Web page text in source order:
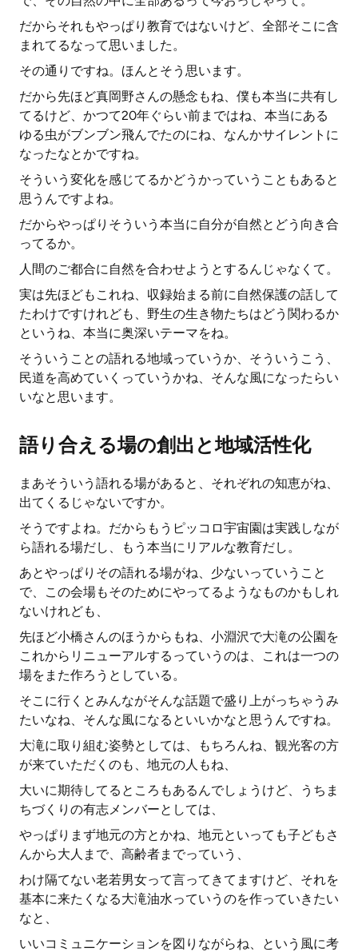
だからそれもやっぱり教育ではないけど、全部そこに含
まれてるなって思いました。
その通りですね。ほんとそう思います。
だから先ほど真岡野さんの懸念もね、僕も本当に共有し
てるけど、かつて20年ぐらい前まではね、本当にある
ゆる虫がブンブン飛んでたのにね、なんかサイレントに
なったなとかですね。
そういう変化を感じてるかどうかっていうこともあると
思うんですよね。
だからやっぱりそういう本当に自分が自然とどう向き合
ってるか。
人間のご都合に自然を合わせようとするんじゃなくて。
実は先ほどもこれね、収録始まる前に自然保護の話して
たわけですけれども、野生の生き物たちはどう関わるか
というね、本当に奥深いテーマをね。
そういうことの語れる地域っていうか、そういうこう、
民道を高めていくっていうかね、そんな風になったらい
いなと思います。
語り合える場の創出と地域活性化
まあそういう語れる場があると、それぞれの知恵がね、
出てくるじゃないですか。
そうですよね。だからもうピッコロ宇宙園は実践しなが
ら語れる場だし、もう本当にリアルな教育だし。
あとやっぱりその語れる場がね、少ないっていうこと
で、この会場もそのためにやってるようなものかもしれ
ないけれども、
先ほど小橋さんのほうからもね、小淵沢で大滝の公園を
これからリニューアルするっていうのは、これは一つの
場をまた作ろうとしている。
そこに行くとみんながそんな話題で盛り上がっちゃうみ
たいなね、そんな風になるといいかなと思うんですね。
大滝に取り組む姿勢としては、もちろんね、観光客の方
が来ていただくのも、地元の人もね、
大いに期待してるところもあるんでしょうけど、うちま
ちづくりの有志メンバーとしては、
やっぱりまず地元の方とかね、地元といっても子どもさ
んから大人まで、高齢者までっていう、
わけ隔てない老若男女って言ってきてますけど、それを
基本に来たくなる大滝油水っていうのを作っていきたい
なと、
いいコミュニケーションを図りながらね、という風に考